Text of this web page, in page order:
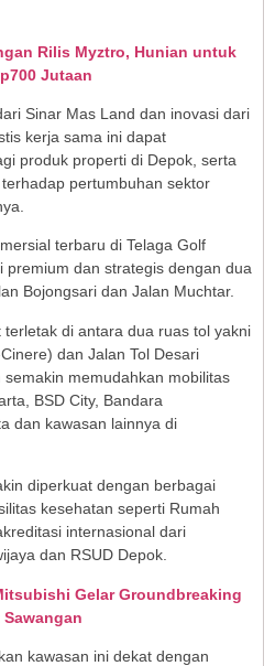
Rilis Myztro, Hunian untuk
Jutaan
Sinar Mas Land dan inovasi dari
kerja sama ini dapat
produk properti di Depok, serta
pertumbuhan sektor
terbaru di Telaga Golf
premium dan strategis dengan dua
Bojongsari dan Jalan Muchtar.
di antara dua ruas tol yakni
dan Jalan Tol Desari
memudahkan mobilitas
BSD City, Bandara
dan kawasan lainnya di
diperkuat dengan berbagai
kesehatan seperti Rumah
internasional dari
dan RSUD Depok.
Gelar Groundbreaking
kawasan ini dekat dengan